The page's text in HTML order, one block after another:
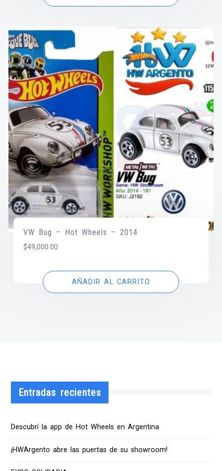
VW Bug – Hot Wheels – 2014
$49,000.00
AÑADIR AL CARRITO
Entradas recientes
Descubrí la app de Hot Wheels en Argentina
¡HWArgento abre las puertas de su showroom!